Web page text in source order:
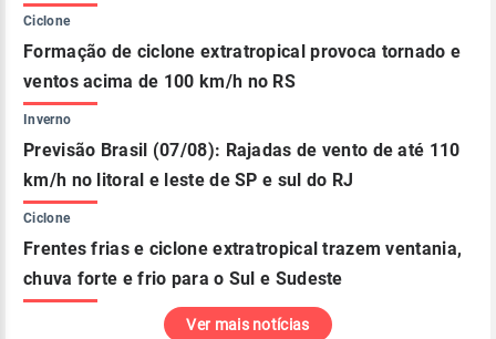
Ciclone
Formação de ciclone extratropical provoca tornado e
ventos acima de 100 km/h no RS
Inverno
Previsão Brasil (07/08): Rajadas de vento de até 110
km/h no litoral e leste de SP e sul do RJ
Ciclone
Frentes frias e ciclone extratropical trazem ventania,
chuva forte e frio para o Sul e Sudeste
Ver mais notícias